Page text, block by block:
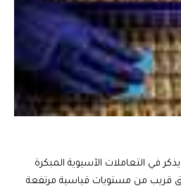
في التعاملات الآسيوية المبكرة
من مستويات قياسية مرتفعة